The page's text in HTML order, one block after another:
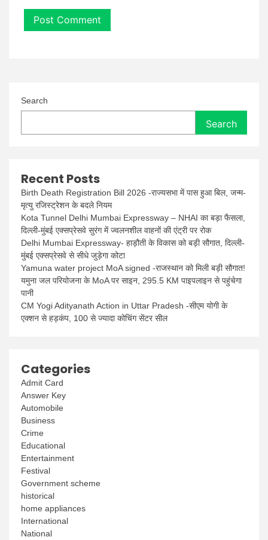
Search
Search
Recent Posts
Birth Death Registration Bill 2026 -राज्यसभा में पास हुआ बिल, जन्म-
मृत्यु रजिस्ट्रेशन के बदले नियम
Kota Tunnel Delhi Mumbai Expressway – NHAI का बड़ा फैसला,
दिल्ली-मुंबई एक्सप्रेसवे सुरंग में ज्वलनशील वाहनों की एंट्री पर रोक
Delhi Mumbai Expressway- हाड़ौती के विकास को बड़ी सौगात, दिल्ली-
मुंबई एक्सप्रेसवे से सीधे जुड़ेगा कोटा
Yamuna water project MoA signed -राजस्थान को मिली बड़ी सौगात!
यमुना जल परियोजना के MoA पर साइन, 295.5 KM पाइपलाइन से पहुंचेगा
पानी
CM Yogi Adityanath Action in Uttar Pradesh -सीएम योगी के
एक्शन से हड़कंप, 100 से ज्यादा कोचिंग सेंटर सील
Categories
Admit Card
Answer Key
Automobile
Business
Crime
Educational
Entertainment
Festival
Government scheme
historical
home appliances
International
National